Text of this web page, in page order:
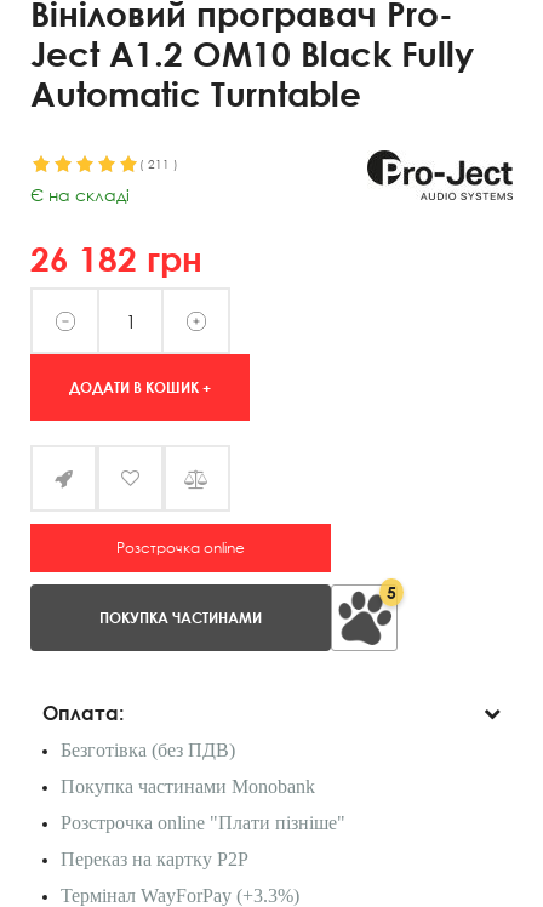
Вініловий програвач Pro-
Ject A1.2 OM10 Black Fully
Automatic Turntable
( 211 )
Є на складі
26 182 грн
ДОДАТИ В КОШИК +
Розстрочка online
ПОКУПКА ЧАСТИНАМИ
5
Оплата:
Безготівка (без ПДВ)
Покупка частинами Monobank
Розстрочка online "Плати пізніше"
Переказ на картку P2P
Термінал WayForPay (+3.3%)